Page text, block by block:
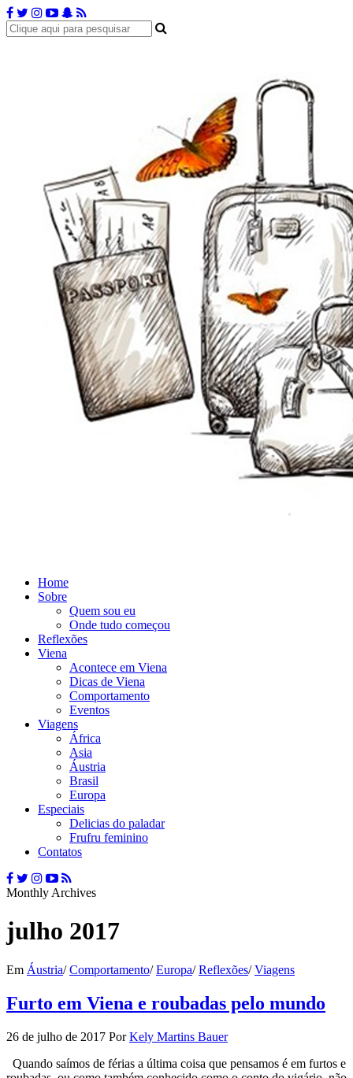
Home
Sobre
Quem sou eu
Onde tudo começou
Reflexões
Viena
Acontece em Viena
Dicas de Viena
Comportamento
Eventos
Viagens
África
Asia
Áustria
Brasil
Europa
Especiais
Delicias do paladar
Frufru feminino
Contatos
Monthly Archives
julho 2017
Em Áustria/ Comportamento/ Europa/ Reflexões/ Viagens
Furto em Viena e roubadas pelo mundo
26 de julho de 2017 Por Kely Martins Bauer
Quando saímos de férias a última coisa que pensamos é em furtos e